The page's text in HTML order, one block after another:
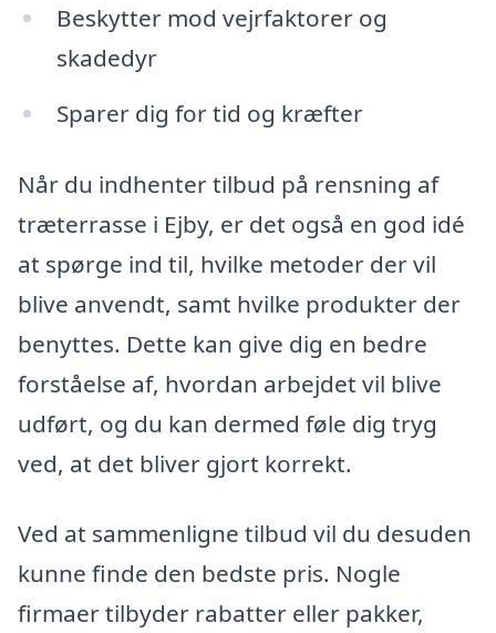
Beskytter mod vejrfaktorer og
skadedyr
Sparer dig for tid og kræfter
Når du indhenter tilbud på rensning af
træterrasse i Ejby, er det også en god idé
at spørge ind til, hvilke metoder der vil
blive anvendt, samt hvilke produkter der
benyttes. Dette kan give dig en bedre
forståelse af, hvordan arbejdet vil blive
udført, og du kan dermed føle dig tryg
ved, at det bliver gjort korrekt.
Ved at sammenligne tilbud vil du desuden
kunne finde den bedste pris. Nogle
firmaer tilbyder rabatter eller pakker,